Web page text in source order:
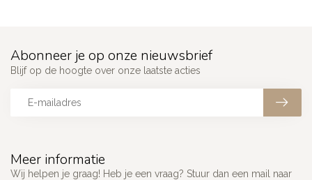
Meer informatie
Wij helpen je graag! Heb je een vraag? Stuur dan een mail naar
Abonneer je op onze nieuwsbrief
Blijf op de hoogte over onze laatste acties